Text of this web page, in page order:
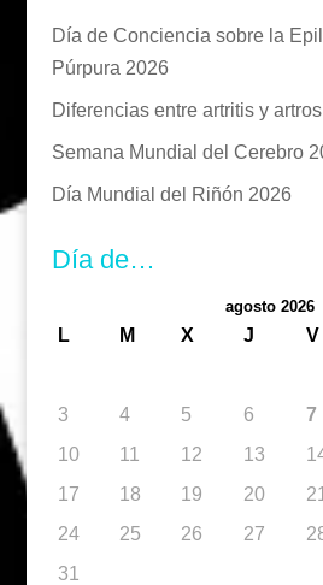
Día de Conciencia sobre la
Púrpura 2026
Diferencias entre artritis y
Semana Mundial del Cerebro
Día Mundial del Riñón 2026
Día de…
agosto 2026
L M X J V
3
4 5 6 7
10
11 12 13
17
18 19 20 21
24
25 26 27
31